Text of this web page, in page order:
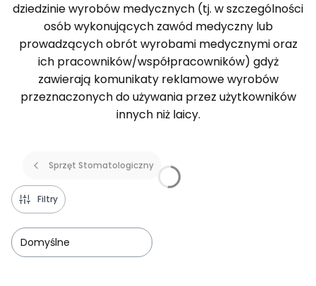
dziedzinie wyrobów medycznych (tj. w szczególności
osób wykonujących zawód medyczny lub
prowadzących obrót wyrobami medycznymi oraz
ich pracowników/współpracowników) gdyż
zawierają komunikaty reklamowe wyrobów
przeznaczonych do używania przez użytkowników
innych niż laicy.
Sprzęt Stomatologiczny
Filtry
Domyślne